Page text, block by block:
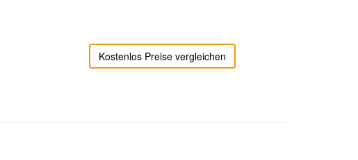
Kostenlos Preise vergleichen